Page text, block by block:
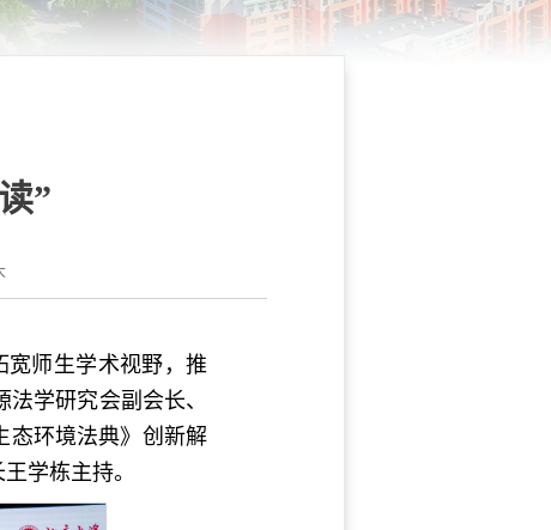
”
宽师生学术视野，推
学研究会副会长、
态环境法典》创新解
学栋主持。